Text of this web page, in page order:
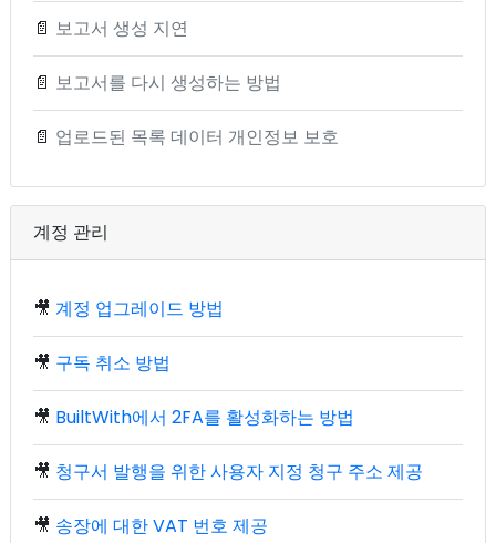
📄 보고서 생성 지연
📄 보고서를 다시 생성하는 방법
📄 업로드된 목록 데이터 개인정보 보호
계정 관리
🎥 계정 업그레이드 방법
🎥 구독 취소 방법
🎥 BuiltWith에서 2FA를 활성화하는 방법
🎥 청구서 발행을 위한 사용자 지정 청구 주소 제공
🎥 송장에 대한 VAT 번호 제공